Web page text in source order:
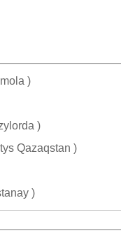
)
)
Qazaqstan )
)